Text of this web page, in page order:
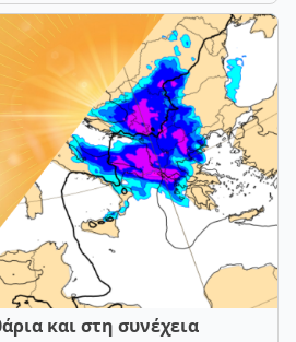
και στη συνέχεια